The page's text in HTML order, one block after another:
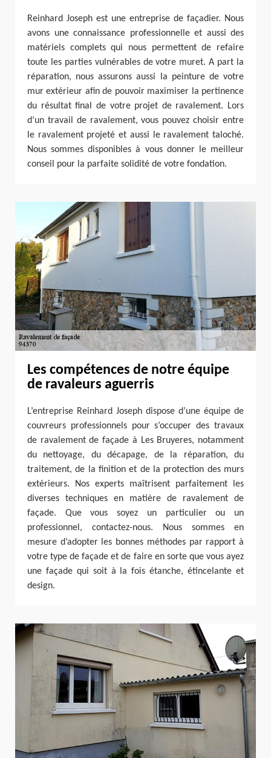
Reinhard Joseph est une entreprise de façadier. Nous
avons une connaissance professionnelle et aussi des
matériels complets qui nous permettent de refaire
toute les parties vulnérables de votre muret. A part la
réparation, nous assurons aussi la peinture de votre
mur extérieur afin de pouvoir maximiser la pertinence
du résultat final de votre projet de ravalement. Lors
d’un travail de ravalement, vous pouvez choisir entre
le ravalement projeté et aussi le ravalement taloché.
Nous sommes disponibles à vous donner le meilleur
conseil pour la parfaite solidité de votre fondation.
Les compétences de notre équipe
de ravaleurs aguerris
L’entreprise Reinhard Joseph dispose d’une équipe de
couvreurs professionnels pour s’occuper des travaux
de ravalement de façade à Les Bruyeres, notamment
du nettoyage, du décapage, de la réparation, du
traitement, de la finition et de la protection des murs
extérieurs. Nos experts maîtrisent parfaitement les
diverses techniques en matière de ravalement de
façade. Que vous soyez un particulier ou un
professionnel, contactez-nous. Nous sommes en
mesure d’adopter les bonnes méthodes par rapport à
votre type de façade et de faire en sorte que vous ayez
une façade qui soit à la fois étanche, étincelante et
design.